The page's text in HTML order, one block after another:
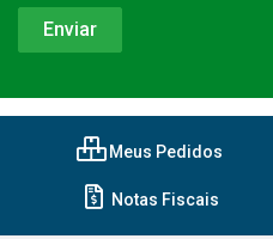
Meus Pedidos
Notas Fiscais